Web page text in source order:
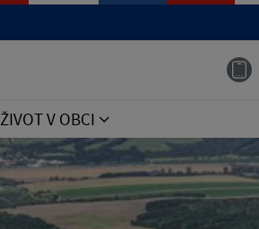
ŽIVOT V OBCI